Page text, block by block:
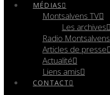
MÉDIAS
Montsalvens TV
Les archives
Radio Montsalvens
Articles de presse
Actualité
Liens amis
CONTACT